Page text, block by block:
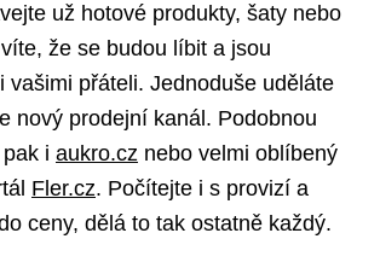
už hotové produkty, šaty nebo
že se budou líbit a jsou
vašimi přáteli. Jednoduše uděláte
nový prodejní kanál. Podobnou
i aukro.cz nebo velmi oblíbený
Fler.cz. Počítejte i s provizí a
ceny, dělá to tak ostatně každý.